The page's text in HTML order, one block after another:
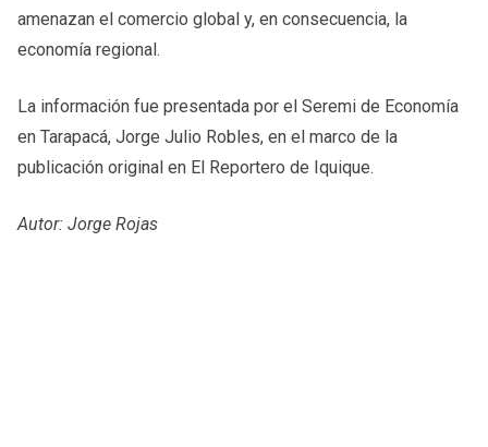
amenazan el comercio global y, en consecuencia, la
economía regional.
La información fue presentada por el Seremi de Economía
en Tarapacá, Jorge Julio Robles, en el marco de la
publicación original en El Reportero de Iquique.
Autor: Jorge Rojas